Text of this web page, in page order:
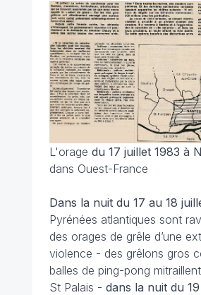
L'orage du 17 juillet 1983 à
dans Ouest-France
Dans la nuit du 17 au 18
Pyrénées atlantiques sont
des orages de grêle d’une
violence - des grêlons gros
balles de ping-pong
St Palais - dans la nuit du